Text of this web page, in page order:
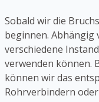
Sobald wir die
beginnen. Abhängig
verschiedene
verwenden können.
können wir das
Rohrverbindern